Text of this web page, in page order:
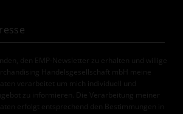
den EMP-Newsletter zu erhalten und willige
Handelsgesellschaft mbH meine
verarbeitet um mich individuell und
zu informieren. Die Verarbeitung meiner
erfolgt entsprechend den Bestimmungen in